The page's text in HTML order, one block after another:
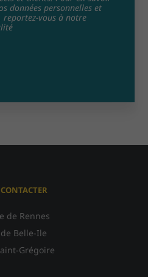
données personnelles et
vous à notre
de Rennes
Belle-Ile
Grégoire